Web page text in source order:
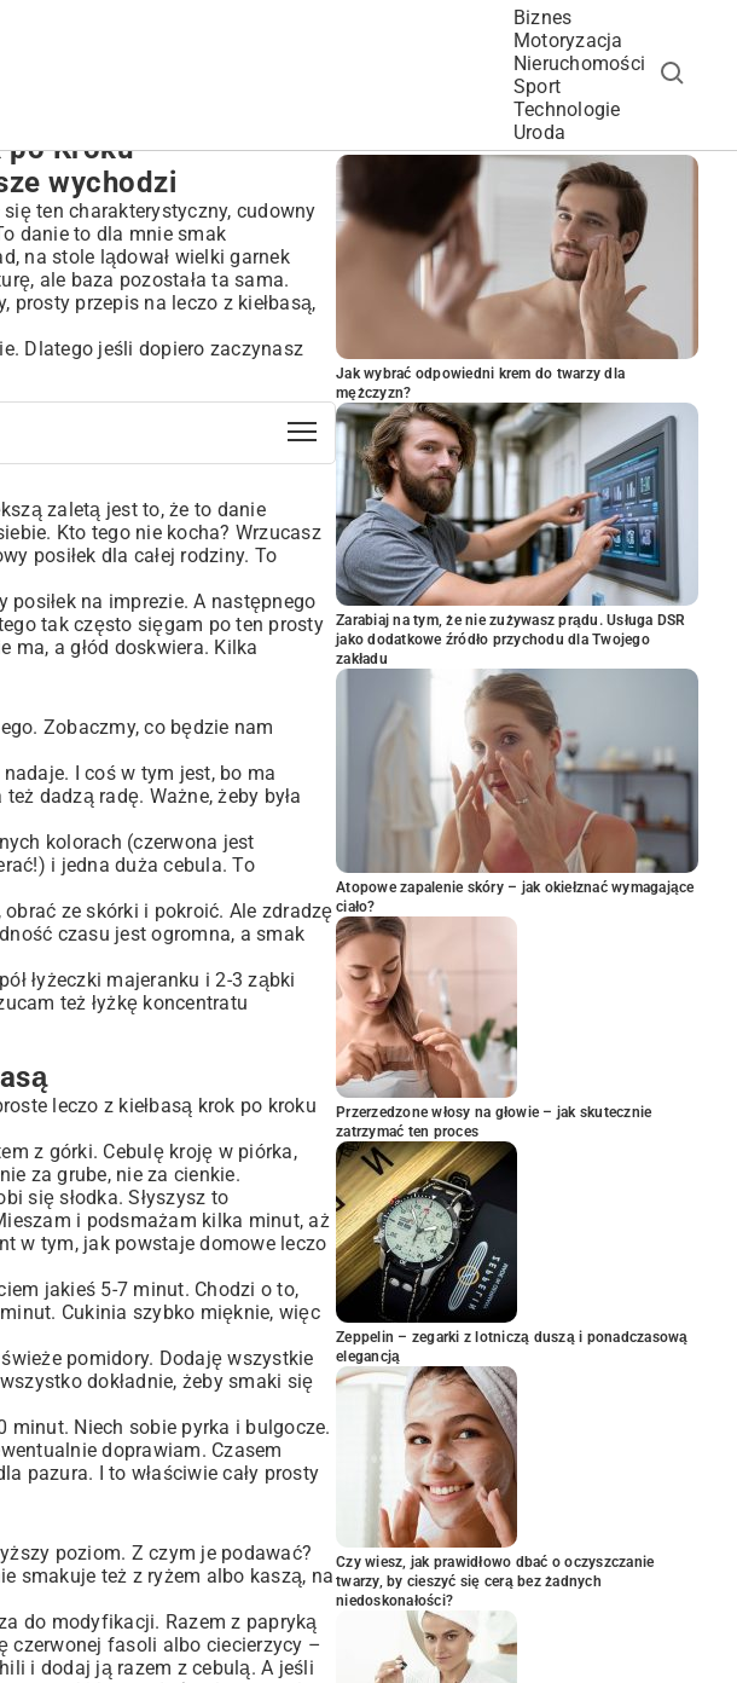
Biznes
Motoryzacja
Nieruchomości
Sport
Technologie
Uroda
po Kroku
wychodzi
się ten charakterystyczny, cudowny
danie to dla mnie smak
na stole lądował wielki garnek
ale baza pozostała ta sama.
przepis na leczo z kiełbasą,
Dlatego jeśli dopiero zaczynasz
zaletą jest to, że to danie
Kto tego nie kocha? Wrzucasz
posiłek dla całej rodziny. To
na imprezie. A następnego
tak często sięgam po ten prosty
ma, a głód doskwiera. Kilka
Zobaczmy, co będzie nam
I coś w tym jest, bo ma
dadzą radę. Ważne, żeby była
kolorach (czerwona jest
i jedna duża cebula. To
ze skórki i pokroić. Ale zdradzę
czasu jest ogromna, a smak
łyżeczki majeranku i 2-3 ząbki
też łyżkę koncentratu
leczo z kiełbasą krok po kroku
z górki. Cebulę kroję w piórka,
za grube, nie za cienkie.
się słodka. Słyszysz to
i podsmażam kilka minut, aż
w tym, jak powstaje domowe leczo
jakieś 5-7 minut. Chodzi o to,
Cukinia szybko mięknie, więc
pomidory. Dodaję wszystkie
dokładnie, żeby smaki się
minut. Niech sobie pyrka i bulgocze.
doprawiam. Czasem
pazura. I to właściwie cały prosty
poziom. Z czym je podawać?
smakuje też z ryżem albo kaszą, na
do modyfikacji. Razem z papryką
czerwonej fasoli albo ciecierzycy –
i dodaj ją razem z cebulą. A jeśli
POPULARNE ARTYKUŁY
Jak wybrać odpowiedni krem do twarzy dla
mężczyzn?
Zarabiaj na tym, że nie zużywasz prądu. Usługa DSR
jako dodatkowe źródło przychodu dla Twojego
zakładu
Atopowe zapalenie skóry – jak okiełznać wymagające
ciało?
Przerzedzone włosy na głowie – jak skutecznie
zatrzymać ten proces
Zeppelin – zegarki z lotniczą duszą i ponadczasową
elegancją
Czy wiesz, jak prawidłowo dbać o oczyszczanie
twarzy, by cieszyć się cerą bez żadnych
niedoskonałości?